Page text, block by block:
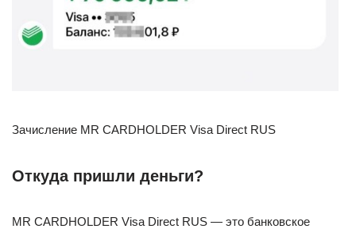
Зачисление MR CARDHOLDER Visa Direct RUS
Откуда пришли деньги?
MR CARDHOLDER Visa Direct RUS — это банковское